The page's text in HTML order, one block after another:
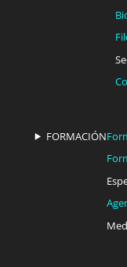
FORMACIÓN